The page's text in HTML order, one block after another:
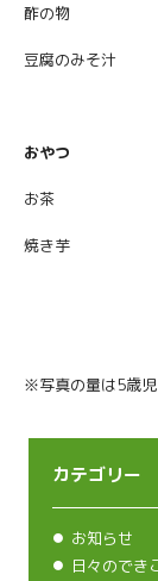
酢の物
豆腐のみそ汁
おやつ
お茶
焼き芋
※写真の量は5歳児
カテゴリー
お知らせ
日々のでき